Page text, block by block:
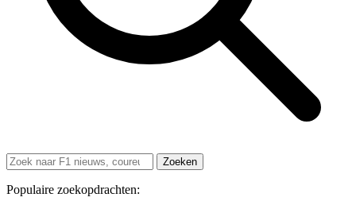
Zoeken
Populaire zoekopdrachten: